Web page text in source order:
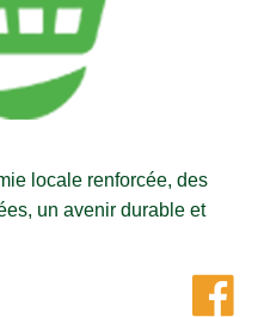
locale renforcée, des
un avenir durable et